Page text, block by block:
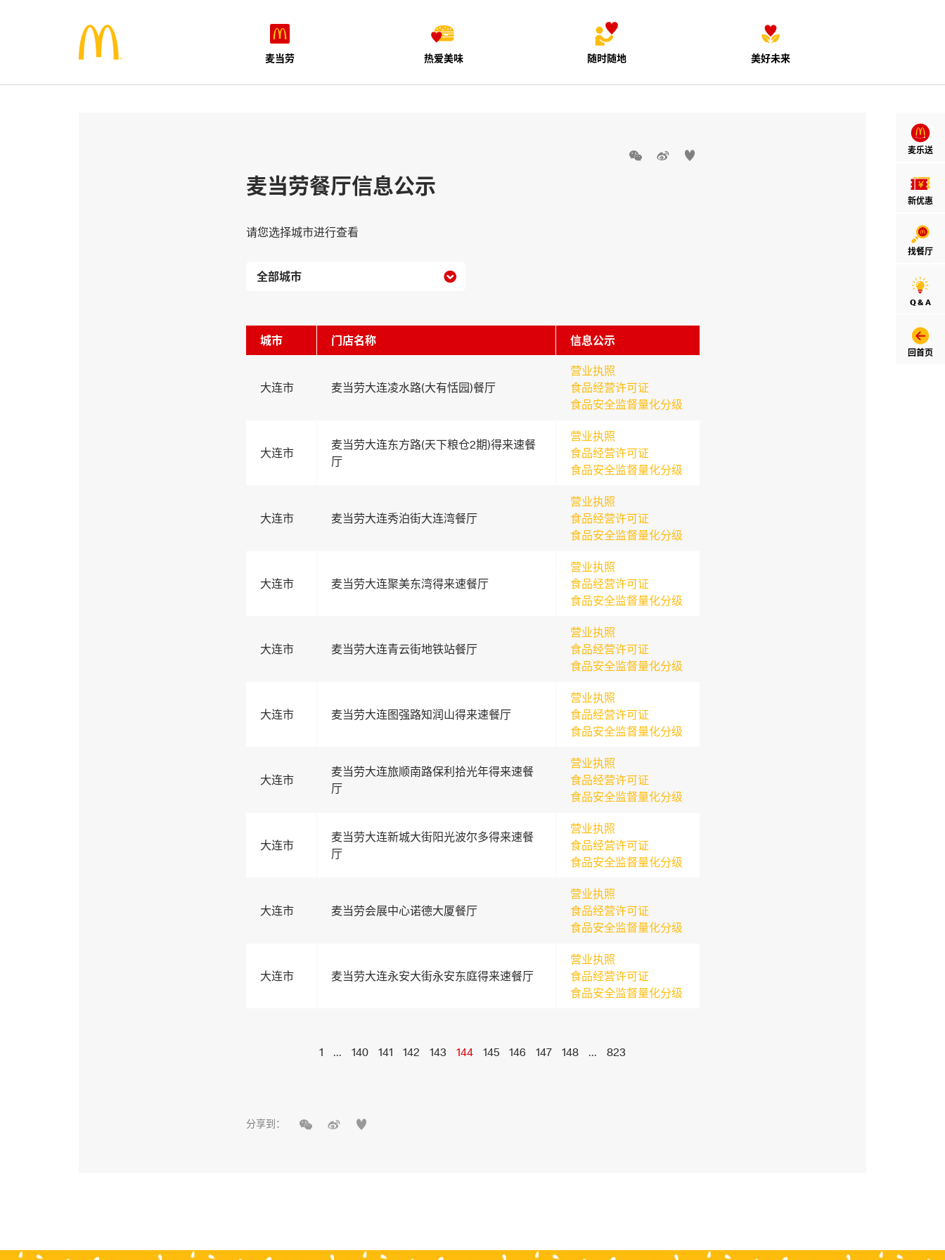
麦当劳 热爱美味 随时随地 美好未来
麦乐送
新优惠
找餐厅
Q & A
回首页
  
麦当劳餐厅信息公示
请您选择城市进行查看

城市 门店名称 信息公示
大连市 麦当劳大连凌水路(大有恬园)餐厅
营业执照
食品经营许可证
食品安全监督量化分级
大连市
麦当劳大连东方路(天下粮仓2期)得来速餐
厅
营业执照
食品经营许可证
食品安全监督量化分级
大连市 麦当劳大连秀泊街大连湾餐厅
营业执照
食品经营许可证
食品安全监督量化分级
大连市 麦当劳大连聚美东湾得来速餐厅
营业执照
食品经营许可证
食品安全监督量化分级
大连市 麦当劳大连青云街地铁站餐厅
营业执照
食品经营许可证
食品安全监督量化分级
大连市 麦当劳大连图强路知润山得来速餐厅
营业执照
食品经营许可证
食品安全监督量化分级
大连市
麦当劳大连旅顺南路保利拾光年得来速餐
厅
营业执照
食品经营许可证
食品安全监督量化分级
大连市
麦当劳大连新城大街阳光波尔多得来速餐
厅
营业执照
食品经营许可证
食品安全监督量化分级
大连市 麦当劳会展中心诺德大厦餐厅
营业执照
食品经营许可证
食品安全监督量化分级
大连市 麦当劳大连永安大街永安东庭得来速餐厅
营业执照
食品经营许可证
食品安全监督量化分级
1 ... 140 141 142 143 144 145 146 147 148 ... 823
分享到：   